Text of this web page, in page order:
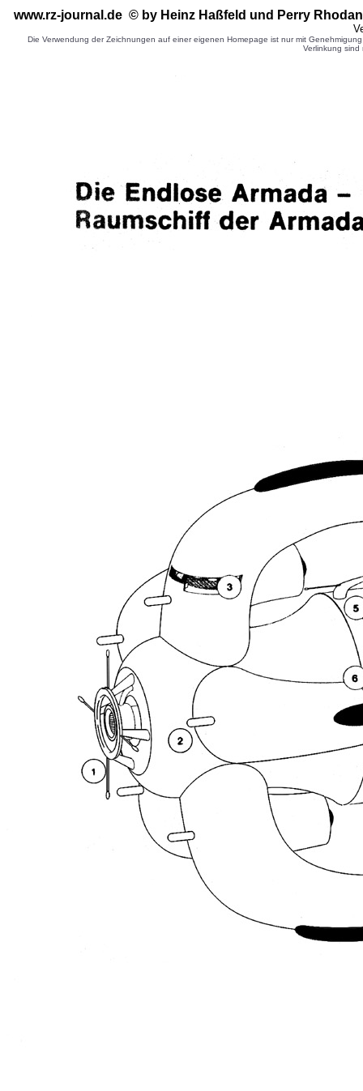
www.rz-journal.de © by Heinz Haßfeld und Perry
Die Verwendung der Zeichnungen auf einer eigenen Homepage ist nur mit
Verlinkung sind